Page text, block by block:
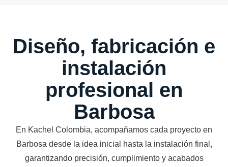
Diseño, fabricación e
instalación
profesional en
Barbosa
En Kachel Colombia, acompañamos cada proyecto en
Barbosa desde la idea inicial hasta la instalación final,
garantizando precisión, cumplimiento y acabados